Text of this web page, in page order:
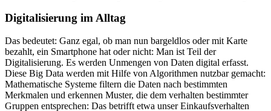
Digitalisierung im Alltag
Das bedeutet: Ganz egal, ob man nun bargeldlos oder mit Karte
bezahlt, ein Smartphone hat oder nicht: Man ist Teil der
Digitalisierung. Es werden Unmengen von Daten digital erfasst.
Diese Big Data werden mit Hilfe von Algorithmen nutzbar gemacht:
Mathematische Systeme filtern die Daten nach bestimmten
Merkmalen und erkennen Muster, die dem verhalten bestimmter
Gruppen entsprechen: Das betrifft etwa unser Einkaufsverhalten